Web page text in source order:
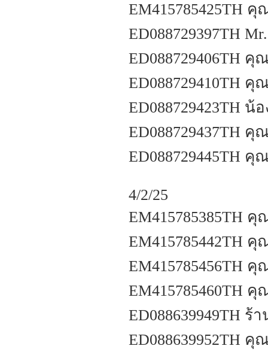
EM415785425TH
ED088729397TH
ED088729406TH
ED088729410TH
ED088729423TH
ED088729437TH
ED088729445TH
4/2/25
EM415785385TH
EM415785442TH
EM415785456TH
EM415785460TH
ED088639949TH
ED088639952TH